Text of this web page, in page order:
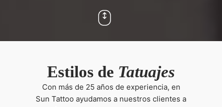
Estilos de Tatuajes
Con más de 25 años de experiencia, en
Sun Tattoo ayudamos a nuestros clientes a